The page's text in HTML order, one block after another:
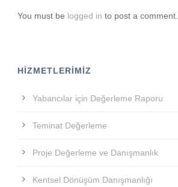
You must be logged in to post a comment.
HIZMETLERIMIZ
Yabancılar için Değerleme Raporu
Teminat Değerleme
Proje Değerleme ve Danışmanlık
Kentsel Dönüşüm Danışmanlığı